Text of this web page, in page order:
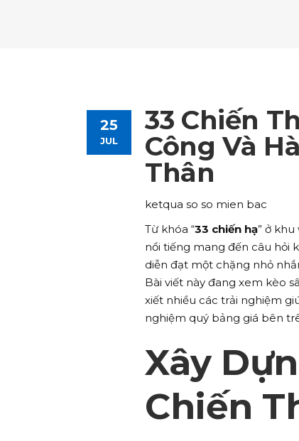
Team List
Advanced Link Section
Team List
25
JUL
33 Chiến
Công Và
Thân
ketqua so so mien bac
Từ khóa “33 chiến hạ” ở
nổi tiếng mang đến câu hỏi
diễn đạt một chặng nhỏ
Bài viết này đang xem kèo
xiết nhiều các trải nghiệm
nghiệm quý bảng giá bên
Xây
Chiến